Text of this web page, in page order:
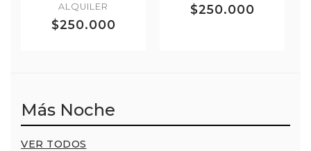
ALQUILER
$250.000
$250.000
Más Noche
VER TODOS